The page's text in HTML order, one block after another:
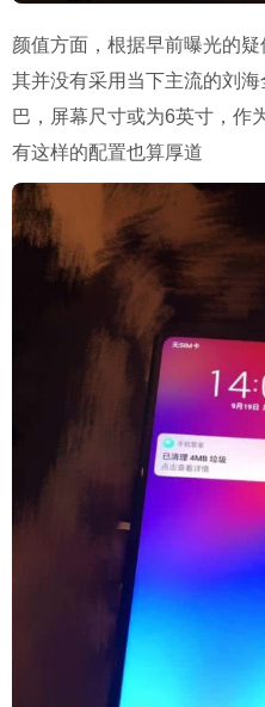
颜值方面，根据早前曝光的
其并没有采用当下主流的刘
巴，屏幕尺寸或为6英寸，作
有这样的配置也算厚道